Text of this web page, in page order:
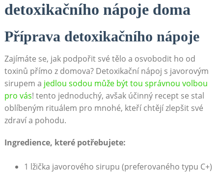
⁣detoxikačního nápoje doma
Příprava detoxikačního nápoje
Zajímáte se, jak podpořit⁢ své tělo a osvobodit ho od
‍toxinů přímo ⁢z domova? Detoxikační nápoj⁢ s javorovým
sirupem a jedlou sodou může ‌být tou ⁢správnou⁣ volbou
pro vás! tento jednoduchý, avšak účinný recept se stal
⁣oblíbeným rituálem pro mnohé, kteří⁢ chtějí ⁤zlepšit své
zdraví a ​pohodu.
Ingredience, které potřebujete:
1 lžička javorového ⁢sirupu (preferovaného typu‌ C+)